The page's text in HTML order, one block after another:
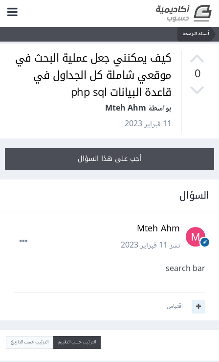
أسئلة البرمجة
0
كيف يمكنني جعل عملية البحث في
موقعي شاملة كل الجداول في
قاعدة البيانات php sql
بواسطة Mteh Ahm
11 فبراير 2023
أجب على هذا السؤال
السؤال
Mteh Ahm
نشر11 فبراير 2023
search bar
اقتباس
الترتيب حسب التقييم الترتيب حسب التاريخ